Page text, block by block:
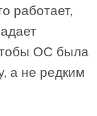
работает,
ОС была
а не редким